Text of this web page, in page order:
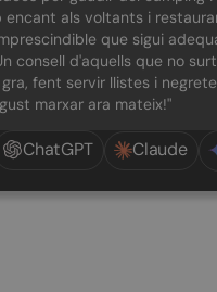
encant als voltants i
que sigui
consell d'aquells que no
fent servir llistes i
marxar ara mateix!"
ChatGPT Claude